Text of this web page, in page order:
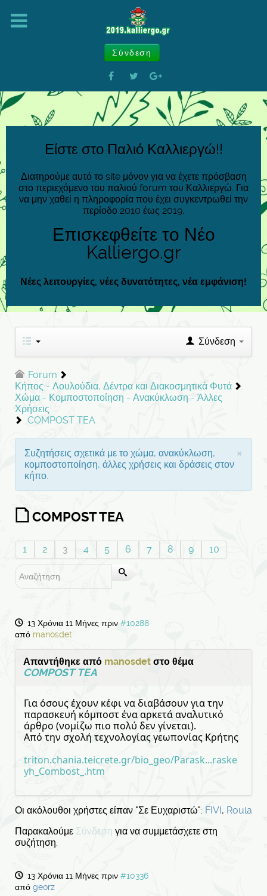
Σύνδεση
Είστε στο Παλιό Καλλιεργώ!!
Διατηρούμε αυτό το site μόνον για να έχετε πρόσβαση
στο περιεχόμενο του παλιού forum του Καλλιεργώ. Για
να μην χαθεί η πληροφορία που έχει συγκεντρωθεί την
περίοδο 2010 έως 2019.
Επισκεφθείτε το Νέο
Kalliergo.gr
Νέες λειτουργίες, νέες δυνατότητες, νέα εμφάνιση!
Σύνδεση
Forum
Κήπος - Λουλούδια, Δέντρα και Διακοσμητικά Φυτά
Χώμα - Κομποστοποίηση - Ανακύκλωση - Άλλες
Χρήσεις
COMPOST TEA
×
Συζητήσεις σχετικά με το χώμα, ανακύκλωση,
κομποστοποίηση, άλλες χρήσεις και δράσεις στον
κήπο.
COMPOST TEA
1 2 3 4 5 6 7 8 9 10
13 Χρόνια 11 Μήνες πριν #10288
από manosdet
Απαντήθηκε από manosdet στο θέμα
COMPOST TEA
Για όσους έχουν κέφι να διαβάσουν για την
παρασκευή κόμποστ ένα αρκετά αναλυτικό
άρθρο (νομίζω πιο πολύ δεν γίνεται).
Από την σχολή τεχνολογίας γεωπονίας Κρήτης
triton.chania.teicrete.gr/bio_geo/Parask...raske
yh_Combost_.htm
Οι ακόλουθοι χρήστες είπαν "Σε Ευχαριστώ": FIVI, Roula
Παρακαλούμε Σύνδεση για να συμμετάσχετε στη
συζήτηση.
13 Χρόνια 11 Μήνες πριν #10336
από georz